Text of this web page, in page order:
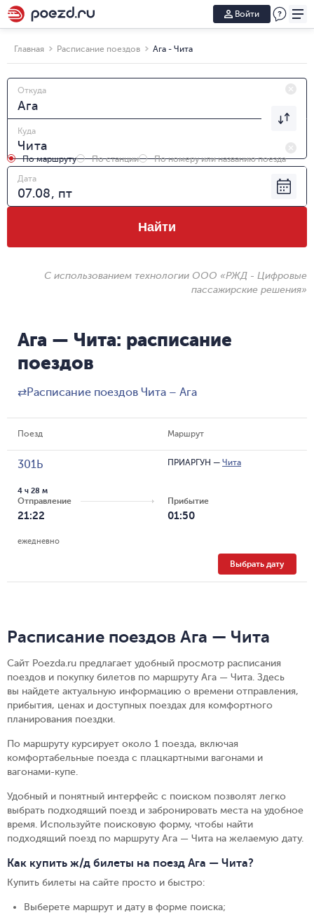
Войти
Главная Расписание поездов Ага - Чита
Откуда
Куда
По маршруту По станции
По номеру или названию поезда
Дата
Найти
С использованием технологии ООО «РЖД - Цифровые
пассажирские решения»
Ага — Чита: расписание
поездов
⇄Расписание поездов Чита – Ага
Поезд Маршрут
301Ь ПРИАРГУН — Чита
Отправление
21:22
4 ч 28 м
Прибытие
01:50
ежедневно
Выбрать дату
Расписание поездов Ага — Чита
Сайт Poezda.ru предлагает удобный просмотр расписания
поездов и покупку билетов по маршруту Ага — Чита. Здесь
вы найдете актуальную информацию о времени отправления,
прибытия, ценах и доступных поездах для комфортного
планирования поездки.
По маршруту курсирует около 1 поезда, включая
комфортабельные поезда с плацкартными вагонами и
вагонами-купе.
Удобный и понятный интерфейс с поиском позволят легко
выбрать подходящий поезд и забронировать места на удобное
время. Используйте поисковую форму, чтобы найти
подходящий поезд по маршруту Ага — Чита на желаемую дату.
Как купить ж/д билеты на поезд Ага — Чита?
Купить билеты на сайте просто и быстро:
Выберете маршрут и дату в форме поиска;